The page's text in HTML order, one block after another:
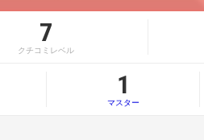
7
クチコミレベル
1
マスター